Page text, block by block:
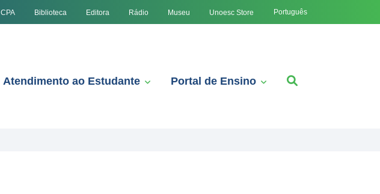
CPA Biblioteca Editora Rádio Museu Unoesc Store Português
Atendimento ao Estudante Portal de Ensino